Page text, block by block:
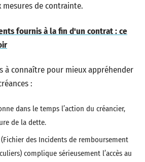
de contrainte.
fournis à la fin d'un contrat : ce
à connaître pour mieux appréhender
:
dans le temps l’action du créancier,
de la dette.
(Fichier des Incidents de remboursement
complique sérieusement l’accès au